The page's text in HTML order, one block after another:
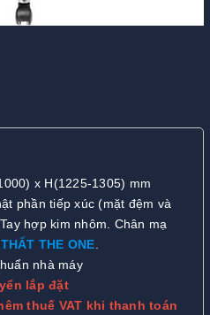
x H(1225-1305) mm
phần tiếp xúc (mặt đệm và
hợp kim nhôm. Chân mạ
THE ONE.
nhà máy
lắp đặt
thuế VAT khi thanh toán